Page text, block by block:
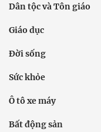
Dân tộc và Tôn giáo
Giáo dục
Đời sống
Sức khỏe
Ô tô xe máy
Bất động sản